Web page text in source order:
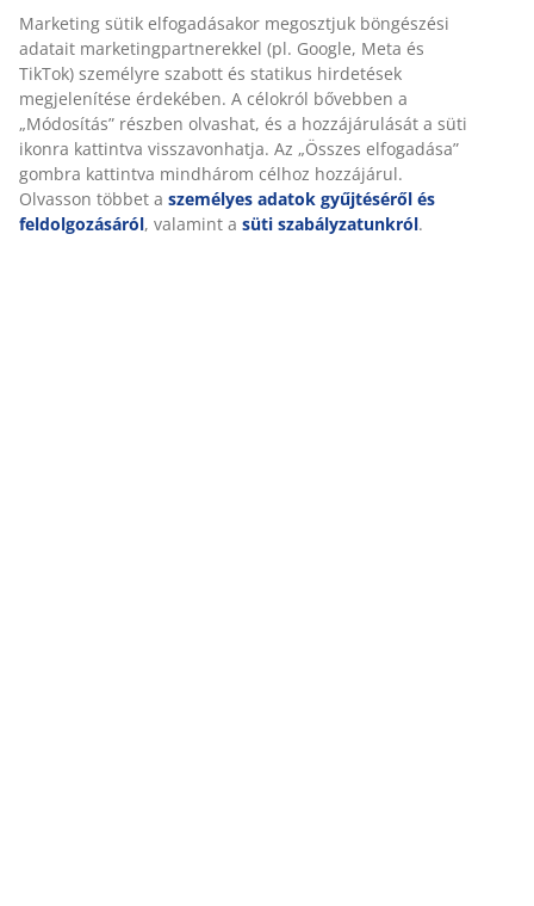
Árgarancia
30 napos árgarancia minden termékre
Rugalmas házhozszállítás
Gyors és egyszerű házhozszállítás, ahogy Ön szeretné
SKU: 2332568
adatait marketingpartnerekkel (pl. Google, Meta és
TikTok) személyre szabott és statikus hirdetések
megjelenítése érdekében. A célokról bővebben a
„Módosítás” részben olvashat, és a hozzájárulását a
süti ikonra kattintva visszavonhatja. Az „Összes
elfogadása” gombra kattintva mindhárom célhoz
hozzájárul. Olvasson többet aszemélyes adatok
gyűjtéséről és feldolgozásáról, valamint asüti
szabályzatunkról.